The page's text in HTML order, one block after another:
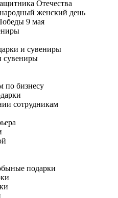
Отечества
женский день
9 мая
и сувениры
сувениры
по бизнесу
сотрудникам
подарки